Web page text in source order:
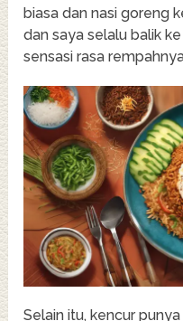
biasa dan nasi goreng
dan saya selalu balik
sensasi rasa
Selain itu, kencur